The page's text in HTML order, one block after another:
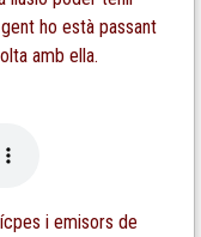
ho està passant
amb ella.
i emisors de